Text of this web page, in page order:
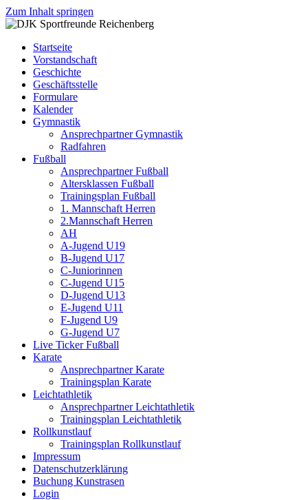
Zum Inhalt springen
Sportfreunde
Reichenberg
Gymnastik
Karate
Leichtathletik
Radfahren
Rollkunstlauf
Startseite
Vorstandschaft
Geschichte
Geschäftsstelle
Formulare
Kalender
Gymnastik
Ansprechpartner Gymnastik
Radfahren
Fußball
Ansprechpartner Fußball
Altersklassen Fußball
Trainingsplan Fußball
1. Mannschaft Herren
2.Mannschaft Herren
AH
A-Jugend U19
B-Jugend U17
C-Juniorinnen
C-Jugend U15
D-Jugend U13
E-Jugend U11
F-Jugend U9
G-Jugend U7
Live Ticker Fußball
Karate
Ansprechpartner Karate
Trainingsplan Karate
Leichtathletik
Ansprechpartner Leichtathletik
Trainingsplan Leichtathletik
Rollkunstlauf
Trainingsplan Rollkunstlauf
Impressum
Datenschutzerklärung
Buchung Kunstrasen
Login